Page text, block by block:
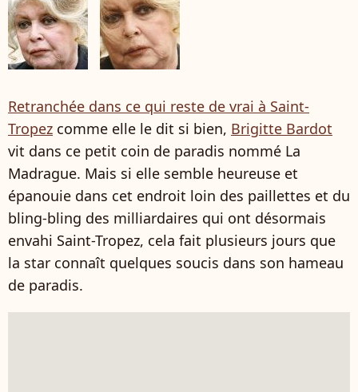
Retranchée dans ce qui reste de vrai à Saint-
Tropez comme elle le dit si bien, Brigitte Bardot
vit dans ce petit coin de paradis nommé La
Madrague. Mais si elle semble heureuse et
épanouie dans cet endroit loin des paillettes et du
bling-bling des milliardaires qui ont désormais
envahi Saint-Tropez, cela fait plusieurs jours que
la star connaît quelques soucis dans son hameau
de paradis.